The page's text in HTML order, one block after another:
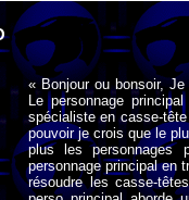
« Bonjour ou bonsoir,
Le personnage
spécialiste en casse-
pouvoir je crois que le
plus les personnages
personnage principal en
résoudre les casse-